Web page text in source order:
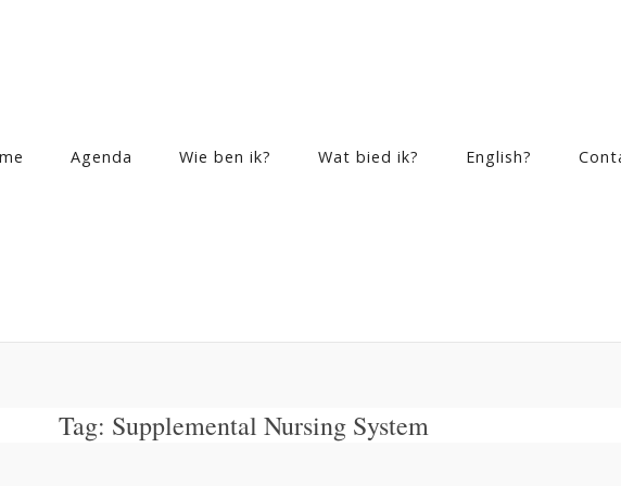
Agenda Wie ben ik? Wat bied ik? English?
Tag: Supplemental Nursing System